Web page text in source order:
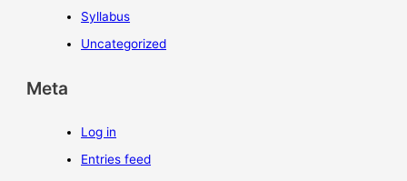
Syllabus
Uncategorized
Meta
Log in
Entries feed